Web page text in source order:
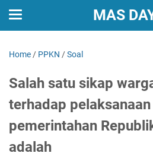
MAS
Home / PPKN /Soal
Salah satu sikap
terhadap
pemerintahan
adalah